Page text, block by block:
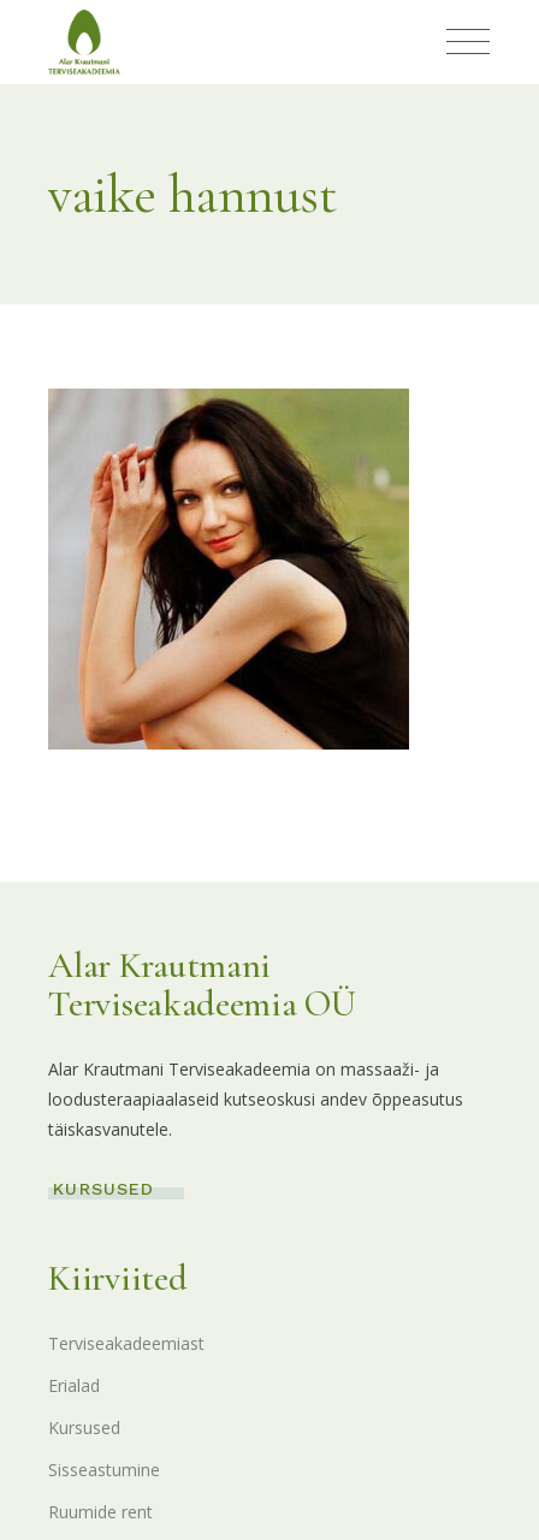
vaike hannust
Alar Krautmani
Terviseakadeemia OÜ
Alar Krautmani Terviseakadeemia on massaaži- ja
loodusteraapiaalaseid kutseoskusi andev õppeasutus
täiskasvanutele.
KURSUSED
Kiirviited
Terviseakadeemiast
Erialad
Kursused
Sisseastumine
Ruumide rent